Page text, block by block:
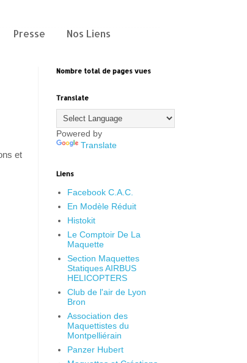
Presse Nos Liens
et
Nombre total de pages vues
Translate
Powered by
Translate
Liens
Facebook C.A.C.
En Modèle Réduit
Histokit
Le Comptoir De La
Maquette
Section Maquettes
Statiques AIRBUS
HELICOPTERS
Club de l'air de Lyon
Bron
Association des
Maquettistes du
Montpelliérain
Panzer Hubert